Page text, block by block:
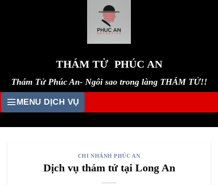
THÁM TỬ PHÚC AN
Thám Tử Phúc An- Ngôi sao trong làng THÁM TỬ!!
MENU DỊCH VỤ
CHI NHÁNH PHÚC AN
Dịch vụ thám tử tại Long An